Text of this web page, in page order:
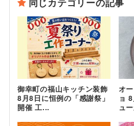
御幸町の福山キッチン装飾
8月8日に恒例の「感謝祭」
開催 工...
オ
ョ
ュ